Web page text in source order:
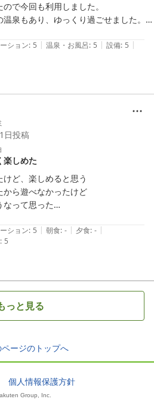
で今回も利用しました。
泉もあり、ゆっくり過ごせました。
た利用したいです。
ション: 5 | 温泉・お風呂: 5 | 設備: 5 |
日投稿
楽しめた
ど、楽しめると思う
から遊べなかったけど
って思った
れも美味しかった
ション: 5 | 朝食: - | 夕食: - |
: 5
っと見る
ページのトップへ
個人情報保護方針
Group, Inc.